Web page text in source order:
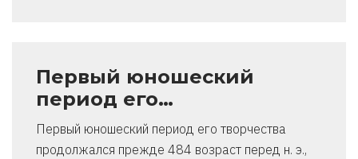
Первый юношеский
период его…
Первый юношеский период его творчества
продолжался прежде 484 возраст перед н. э.,